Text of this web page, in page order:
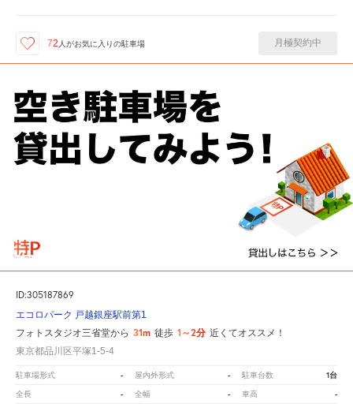
72 人がお気に入りの駐車場 月極契約中
ID:305187869
エコロパーク 戸越銀座駅前第1
フォトスタジオ三省堂から 31m 徒歩 1～2分 近くてオススメ！
東京都品川区平塚1-5-4
駐車場形式 - 屋内外形式 - 駐車台数 1台
全長 - 全幅 - 車高 -